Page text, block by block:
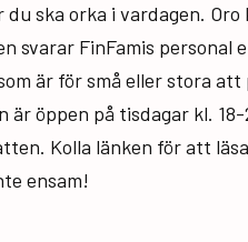
du ska orka i vardagen.
svarar FinFamis personal
är för små eller stora att
är öppen på tisdagar kl.
Kolla länken för att
ensam!